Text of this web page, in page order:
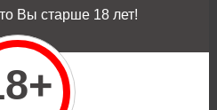
Вы старше 18 лет!